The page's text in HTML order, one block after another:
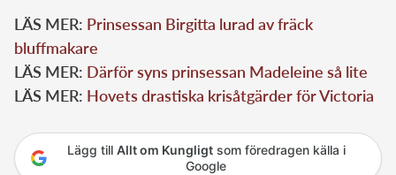
LÄS MER: Prinsessan Birgitta lurad av fräck
bluffmakare
LÄS MER: Därför syns prinsessan Madeleine så lite
LÄS MER: Hovets drastiska krisåtgärder för Victoria
Lägg till Allt om Kungligtsom föredragen källa i
Google